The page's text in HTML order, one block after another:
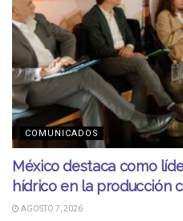
COMUNICADOS
México destaca como
hídrico en la producción
AGOSTO 7, 2026